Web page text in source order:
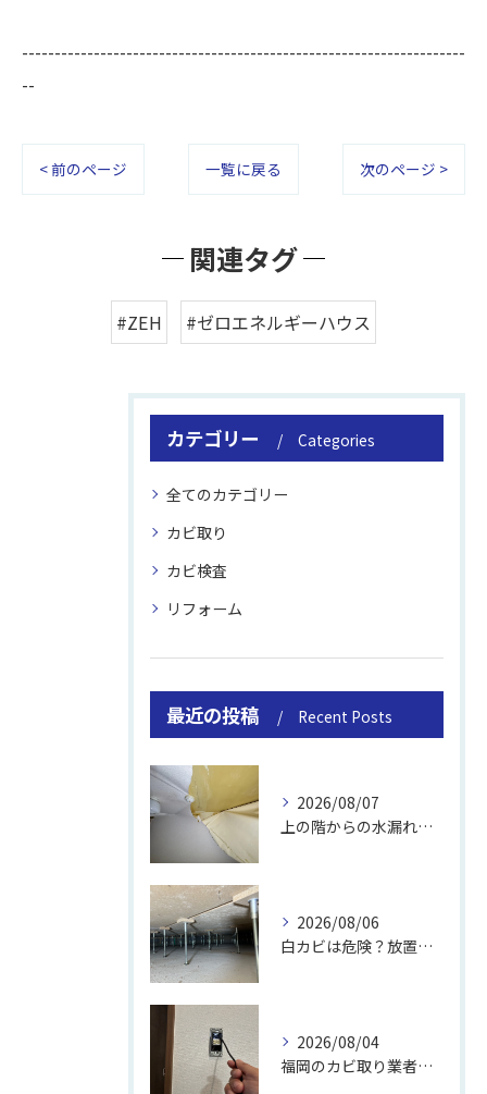
--------------------------------------------------------------------
--
< 前のページ 一覧に戻る 次のページ >
関連タグ
#ZEH #ゼロエネルギーハウス
カテゴリー Categories
全てのカテゴリー
カビ取り
カビ検査
リフォーム
最近の投稿 Recent Posts
2026/08/07
上の階からの水漏れでカビ｜対処法と業者
2026/08/06
白カビは危険？放置のリスクと取り方
2026/08/04
福岡のカビ取り業者おすすめの選び方と費用